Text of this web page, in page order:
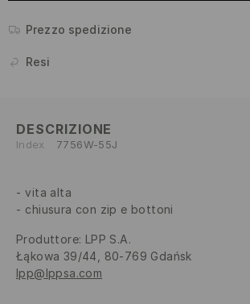
Prezzo spedizione
Resi
DESCRIZIONE
Index 7756W-55J
vita alta
chiusura con zip e bottoni
Produttore: LPP S.A.
Łąkowa 39/44, 80-769 Gdańsk
lpp@lppsa.com